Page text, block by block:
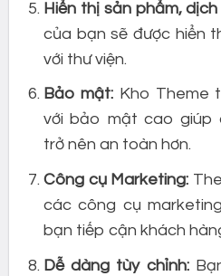
Hiển thị sản phẩm, dịch
của bạn sẽ được hiển
với thư viện.
Bảo mật: Kho Theme
với bảo mật cao giúp
trở nên an toàn hơn.
Công cụ Marketing:
các công cụ
bạn tiếp cận khách
Dễ dàng tùy chỉnh: